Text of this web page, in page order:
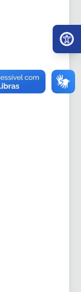
Ir